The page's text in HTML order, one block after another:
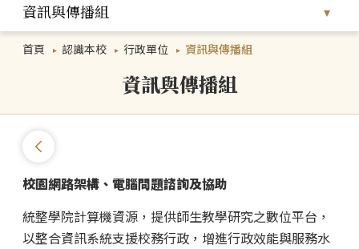
資訊與傳播組
首頁 認識本校 行政單位 資訊與傳播組
資訊與傳播組
校園網路架構、電腦問題諮詢及協助
統整學院計算機資源，提供師生教學研究之數位平台，
以整合資訊系統支援校務行政，增進行政效能與服務水